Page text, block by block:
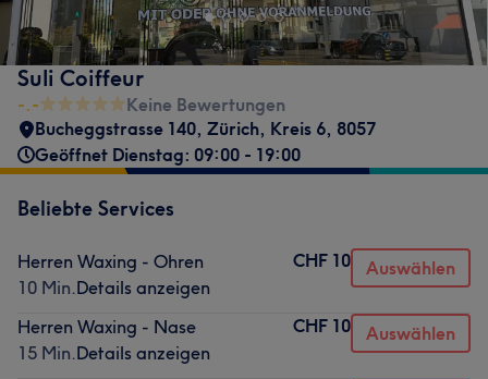
Suli Coiffeur
-.-
Keine Bewertungen
Bucheggstrasse 140, Zürich, Kreis 6, 8057
Geöffnet Dienstag: 09:00 - 19:00
Beliebte Services
Herren Waxing - Ohren
10 Min.Details anzeigen
CHF 10 Auswählen
Herren Waxing - Nase
15 Min.Details anzeigen
CHF 10 Auswählen